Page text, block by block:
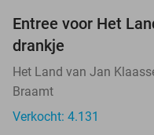
Entree voor Het
drankje
Het Land van Jan
Braamt
Verkocht: 4.131